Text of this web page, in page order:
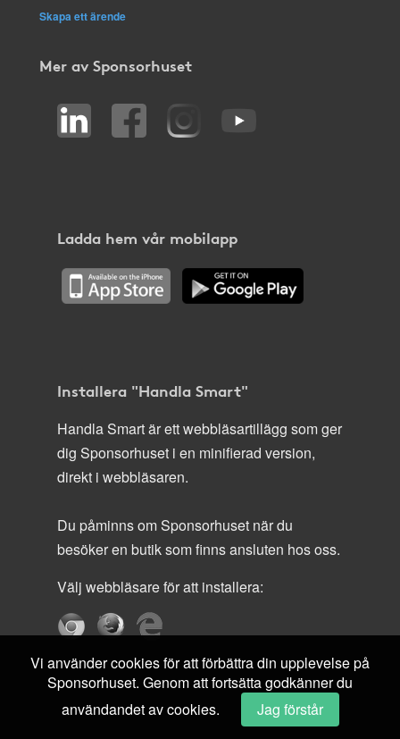
Skapa ett ärende
Mer av Sponsorhuset
Ladda hem vår mobilapp
Installera "Handla Smart"
Handla Smart är ett webbläsartillägg som ger
dig Sponsorhuset i en minifierad version,
direkt i webbläsaren.
Du påminns om Sponsorhuset när du
besöker en butik som finns ansluten hos oss.
Välj webbläsare för att installera:
Vi använder cookies för att förbättra din upplevelse på
Sponsorhuset. Genom att fortsätta godkänner du
användandet av cookies.
Jag förstår